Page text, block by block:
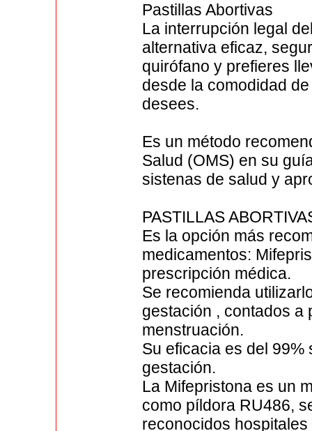
Pastillas Abortivas
La interrupción legal
alternativa eficaz,
quirófano y prefieres
desde la comodidad
desees.
Es un método
Salud (OMS) en su
sistenas de salud y
PASTILLAS
Es la opción más
medicamentos:
prescripción médica.
Se recomienda
gestación , contados a
menstruación.
Su eficacia es del
gestación.
La Mifepristona es un
como píldora RU486,
reconocidos